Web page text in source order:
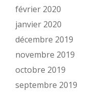
février 2020
janvier 2020
décembre 2019
novembre 2019
octobre 2019
septembre 2019